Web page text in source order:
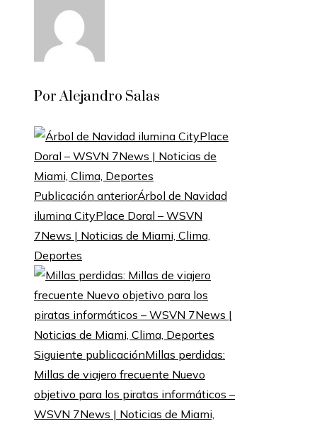
Por Alejandro Salas
Publicación anteriorÁrbol de Navidad
ilumina CityPlace Doral – WSVN
7News | Noticias de Miami, Clima,
Deportes
Siguiente publicaciónMillas perdidas:
Millas de viajero frecuente Nuevo
objetivo para los piratas informáticos –
WSVN 7News | Noticias de Miami,